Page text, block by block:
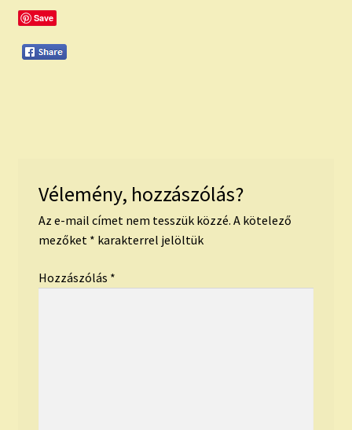
Save
Vélemény, hozzászólás?
Az e-mail címet nem tesszük közzé. A kötelező
mezőket * karakterrel jelöltük
Hozzászólás *